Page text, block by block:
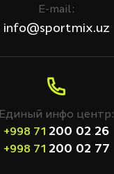
E-mail:
info@sportmix.uz
Единый инфо центр:
+998 71 200 02 26
+998 71 200 02 77